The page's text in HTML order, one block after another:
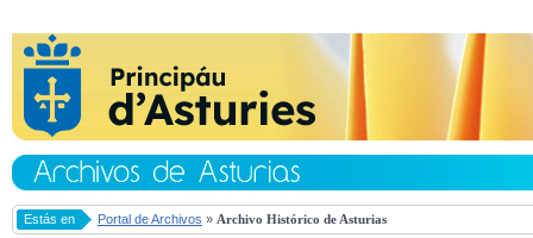
Estás en Portal de Archivos » Archivo Histórico de Asturias